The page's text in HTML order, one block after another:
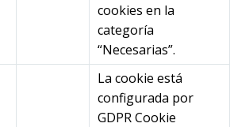
cookies en la
categoría
“Necesarias”.
La cookie está
configurada por
GDPR Cookie